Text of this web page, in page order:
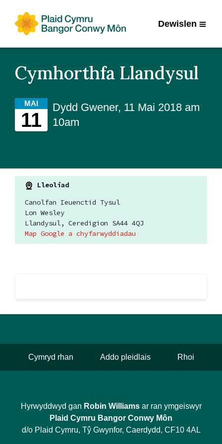
Dewislen
Cymhorthfa Llandysul
MAI
11
Dydd Gwener, 11 Mai 2018 am
10am
Lleoliad
Canolfan Ieuenctid Tysul
Lon Wesley
Llandysul, Ceredigion SA44 4QJ
Map Google a chyfarwyddiadau
Cymryd rhan Addo pleidlais Rhoi
Hyrwyddwyd gan Robin Williamsar ran ymgeiswyr
Plaid Cymru Bangor Conwy Môn
d/o Plaid Cymru, Tŷ Gwynfor, Caerdydd, CF10 4AL